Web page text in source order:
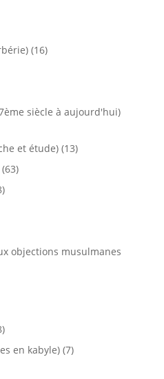
(16)
siècle à aujourd'hui)
et étude)(13)
objections musulmanes
en kabyle)(7)